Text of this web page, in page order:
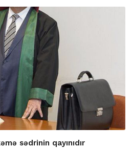
sədrinin qayınıdır